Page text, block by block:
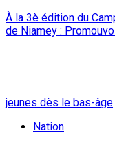
À la 3è édition du
de Niamey :
jeunes dès le bas-âge
Nation